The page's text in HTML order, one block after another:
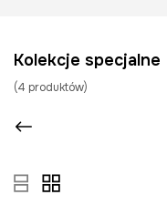
Kolekcje specjalne
(4 produktów)